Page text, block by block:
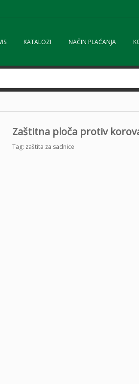
KATALOZI NAČIN PLAĆANJA
Zaštitna ploča protiv
Tag: zaštita za sadnice